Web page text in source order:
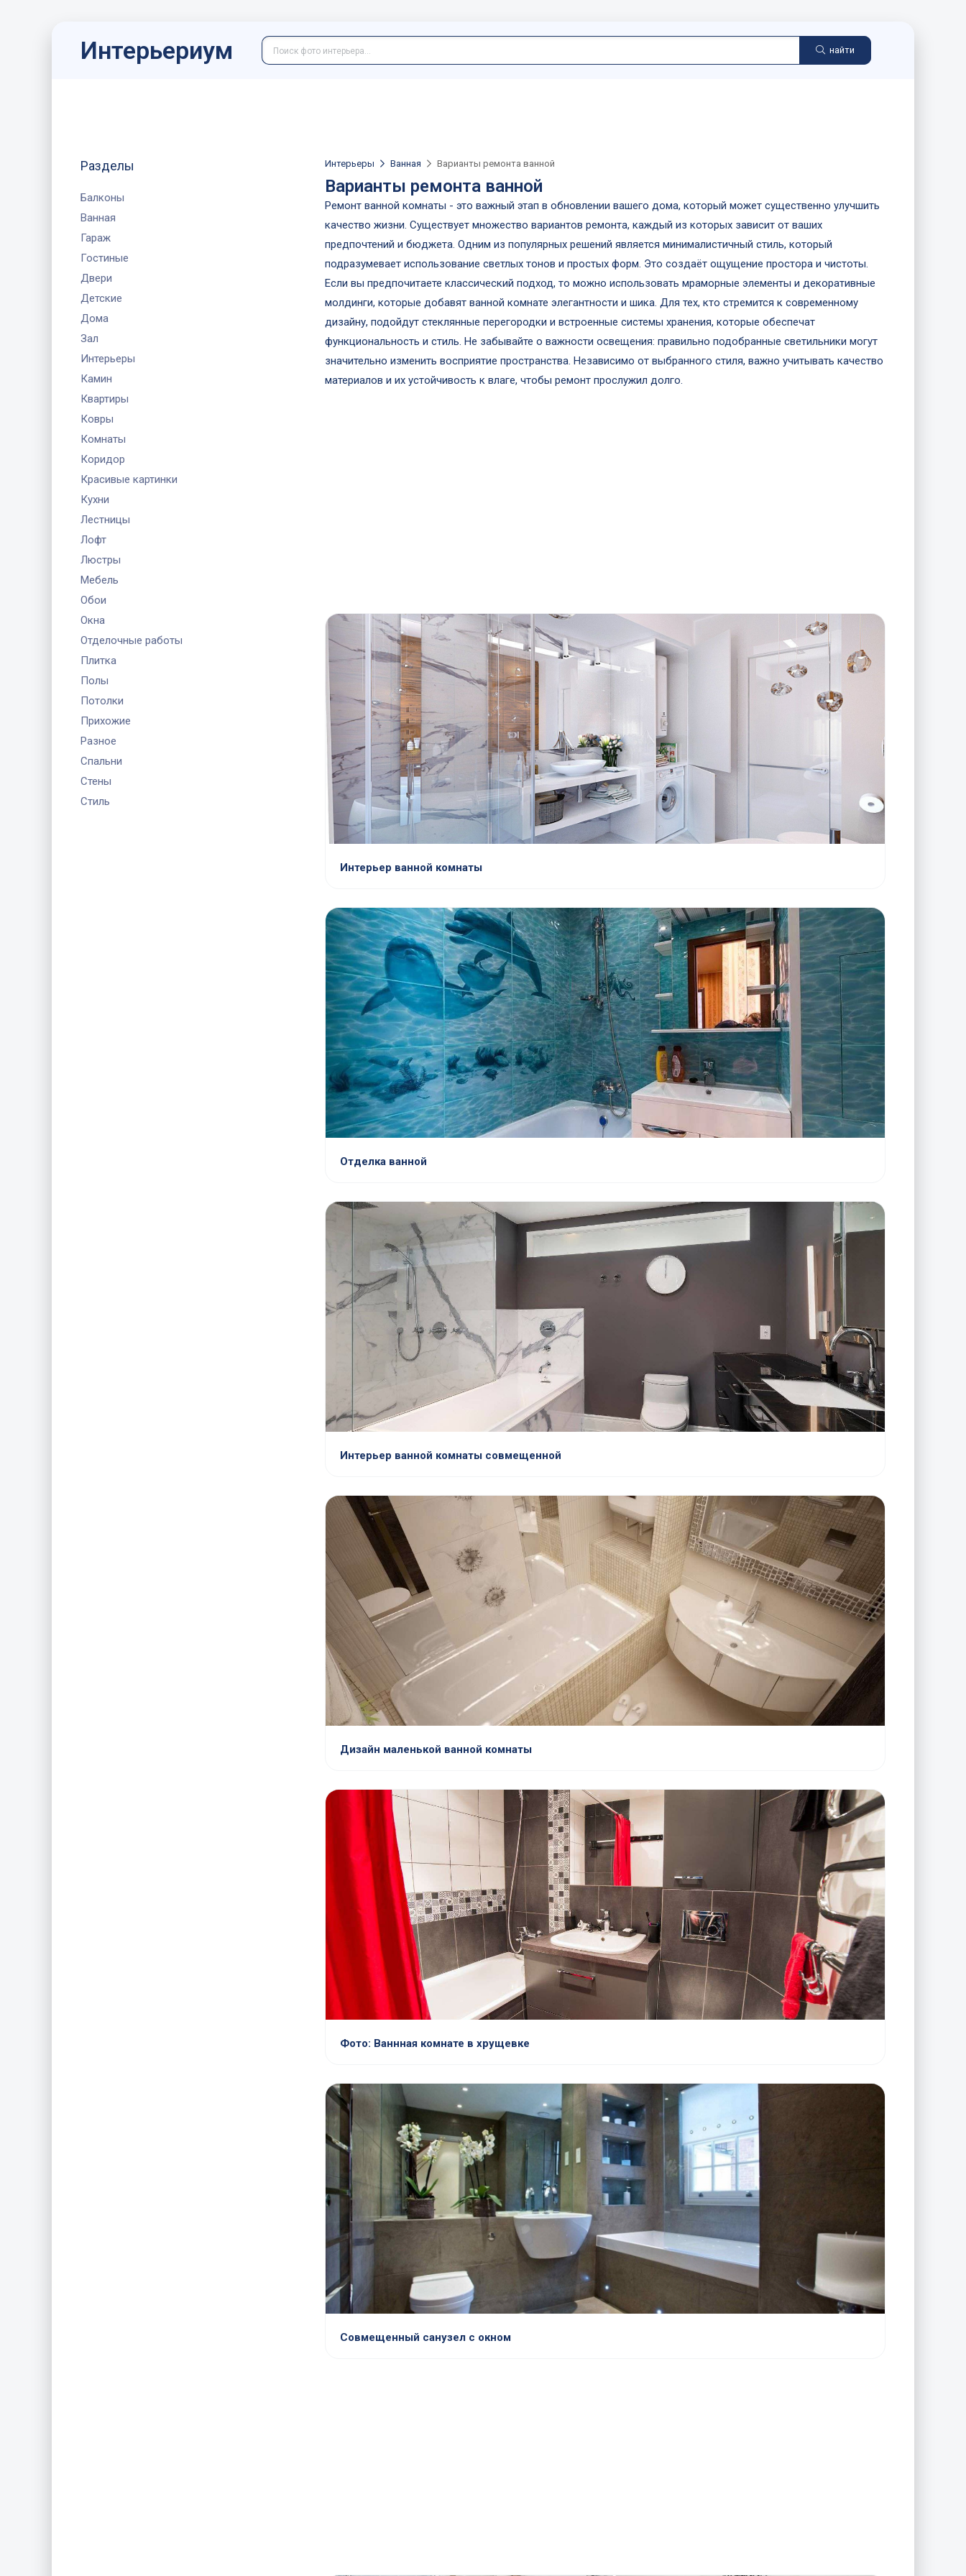
Интерьериум найти
Разделы
Балконы
Ванная
Гараж
Гостиные
Двери
Детские
Дома
Зал
Интерьеры
Камин
Квартиры
Ковры
Комнаты
Коридор
Красивые картинки
Кухни
Лестницы
Лофт
Люстры
Мебель
Обои
Окна
Отделочные работы
Плитка
Полы
Потолки
Прихожие
Разное
Спальни
Стены
Стиль
Интерьеры Ванная Варианты ремонта ванной
Варианты ремонта ванной
Ремонт ванной комнаты - это важный этап в обновлении вашего дома, который может существенно улучшить
качество жизни. Существует множество вариантов ремонта, каждый из которых зависит от ваших
предпочтений и бюджета. Одним из популярных решений является минималистичный стиль, который
подразумевает использование светлых тонов и простых форм. Это создаёт ощущение простора и чистоты.
Если вы предпочитаете классический подход, то можно использовать мраморные элементы и декоративные
молдинги, которые добавят ванной комнате элегантности и шика. Для тех, кто стремится к современному
дизайну, подойдут стеклянные перегородки и встроенные системы хранения, которые обеспечат
функциональность и стиль. Не забывайте о важности освещения: правильно подобранные светильники могут
значительно изменить восприятие пространства. Независимо от выбранного стиля, важно учитывать качество
материалов и их устойчивость к влаге, чтобы ремонт прослужил долго.
Интерьер ванной комнаты
Отделка ванной
Интерьер ванной комнаты совмещенной
Дизайн маленькой ванной комнаты
Фото: Ваннная комнате в хрущевке
Совмещенный санузел с окном